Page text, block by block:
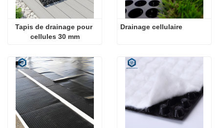
Tapis de drainage pour
cellules 30 mm
Drainage cellulaire